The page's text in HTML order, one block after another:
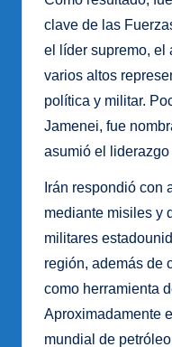
clave de las
el líder supremo, el
varios altos
política y militar.
Jamenei, fue
asumió el liderazgo
Irán respondió con
mediante misiles y
militares
región, además de
como herramienta
Aproximadamente
mundial de